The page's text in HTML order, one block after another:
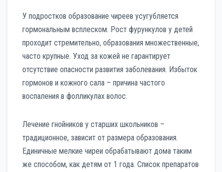
У подростков образование чиреев усугубляется
гормональным всплеском. Рост фурункулов у детей
проходит стремительно, образования множественные,
часто крупные. Уход за кожей не гарантирует
отсутствие опасности развития заболевания. Избыток
гормонов и кожного сала – причина частого
воспаления в фолликулах волос.
Лечение гнойников у старших школьников –
традиционное, зависит от размера образования.
Единичные мелкие чиреи обрабатывают дома таким
же способом, как детям от 1 года. Список препаратов